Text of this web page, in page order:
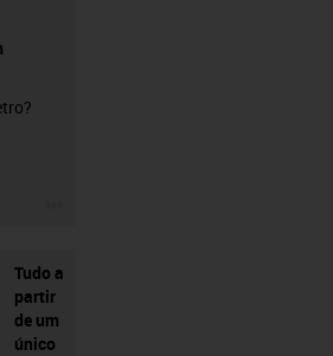
Tudo a
partir
de um
único